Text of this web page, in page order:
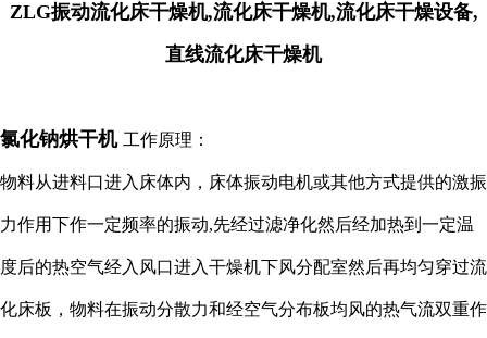
ZLG振动流化床干燥机,流化床干燥机,流化床干燥设备,
直线流化床干燥机
氯化钠烘干机 工作原理：
物料从进料口进入床体内，床体振动电机或其他方式提供的激振
力作用下作一定频率的振动,先经过滤净化然后经加热到一定温
度后的热空气经入风口进入干燥机下风分配室然后再均匀穿过流
化床板，物料在振动分散力和经空气分布板均风的热气流双重作